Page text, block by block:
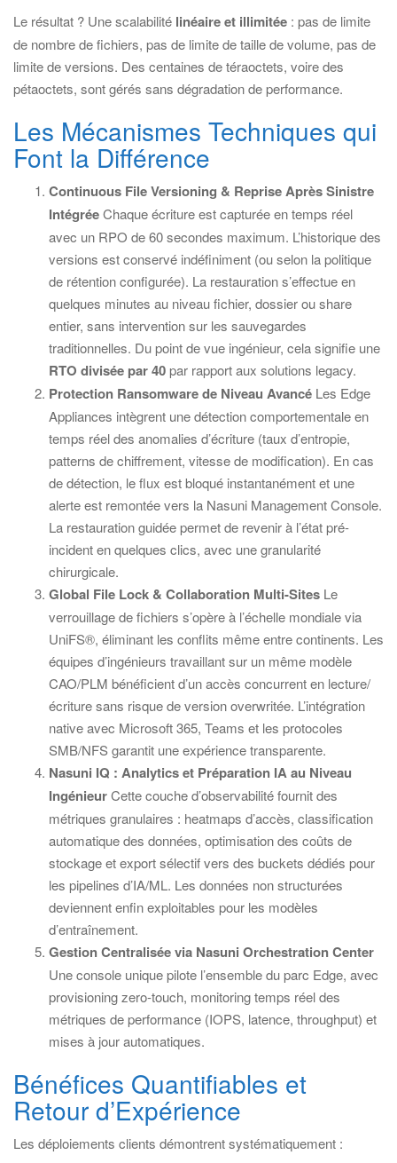
Le résultat ? Une scalabilité linéaire et illimitée : pas de limite
de nombre de fichiers, pas de limite de taille de volume, pas de
limite de versions. Des centaines de téraoctets, voire des
pétaoctets, sont gérés sans dégradation de performance.
Les Mécanismes Techniques qui
Font la Différence
Continuous File Versioning & Reprise Après Sinistre
IntégréeChaque écriture est capturée en temps réel
avec un RPO de 60 secondes maximum. L’historique des
versions est conservé indéfiniment (ou selon la politique
de rétention configurée). La restauration s’effectue en
quelques minutes au niveau fichier, dossier ou share
entier, sans intervention sur les sauvegardes
traditionnelles. Du point de vue ingénieur, cela signifie une
RTO divisée par 40par rapport aux solutions legacy.
Protection Ransomware de Niveau Avancé Les Edge
Appliances intègrent une détection comportementale en
temps réel des anomalies d’écriture (taux d’entropie,
patterns de chiffrement, vitesse de modification). En cas
de détection, le flux est bloqué instantanément et une
alerte est remontée vers la Nasuni Management Console.
La restauration guidée permet de revenir à l’état pré-
incident en quelques clics, avec une granularité
chirurgicale.
Global File Lock & Collaboration Multi-Sites Le
verrouillage de fichiers s’opère à l’échelle mondiale via
UniFS®, éliminant les conflits même entre continents. Les
équipes d’ingénieurs travaillant sur un même modèle
CAO/PLM bénéficient d’un accès concurrent en lecture/
écriture sans risque de version overwritée. L’intégration
native avec Microsoft 365, Teams et les protocoles
SMB/NFS garantit une expérience transparente.
Nasuni IQ : Analytics et Préparation IA au Niveau
IngénieurCette couche d’observabilité fournit des
métriques granulaires : heatmaps d’accès, classification
automatique des données, optimisation des coûts de
stockage et export sélectif vers des buckets dédiés pour
les pipelines d’IA/ML. Les données non structurées
deviennent enfin exploitables pour les modèles
d’entraînement.
Gestion Centralisée via Nasuni Orchestration Center
Une console unique pilote l’ensemble du parc Edge, avec
provisioning zero-touch, monitoring temps réel des
métriques de performance (IOPS, latence, throughput) et
mises à jour automatiques.
Bénéfices Quantifiables et
Retour d’Expérience
Les déploiements clients démontrent systématiquement :